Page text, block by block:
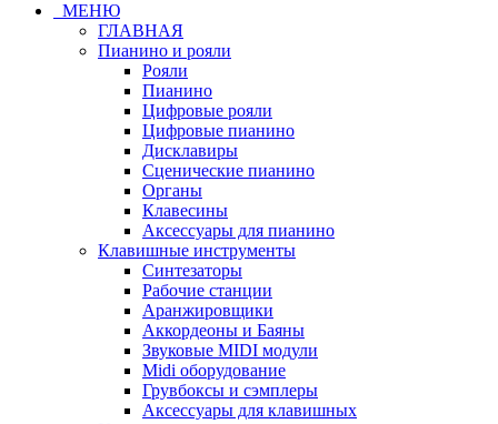
МЕНЮ
ГЛАВНАЯ
Пианино и рояли
Рояли
Пианино
Цифровые рояли
Цифровые пианино
Дисклавиры
Сценические пианино
Органы
Клавесины
Аксессуары для пианино
Клавишные инструменты
Синтезаторы
Рабочие станции
Аранжировщики
Аккордеоны и Баяны
Звуковые MIDI модули
Midi оборудование
Грувбоксы и сэмплеры
Аксессуары для клавишных